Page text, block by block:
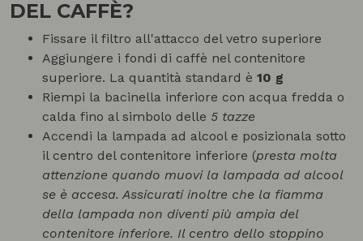
DEL CAFFÈ?
Fissare il filtro all'attacco del vetro superiore
Aggiungere i fondi di caffè nel contenitore
superiore. La quantità standard è 10 g
Riempi la bacinella inferiore con acqua fredda o
calda fino al simbolo delle 5 tazze
Accendi la lampada ad alcool e posizionala sotto
il centro del contenitore inferiore (presta molta
attenzione quando muovi la lampada ad alcool
se è accesa. Assicurati inoltre che la fiamma
della lampada non diventi più ampia del
contenitore inferiore. Il centro dello stoppino